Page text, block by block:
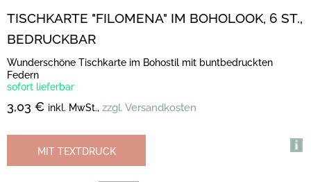
TISCHKARTE "FILOMENA" IM BOHOLOOK, 6 ST.,
BEDRUCKBAR
Wunderschöne Tischkarte im Bohostil mit buntbedruckten
Federn
sofort lieferbar
3,03 € inkl. MwSt., zzgl. Versandkosten
MIT TEXTDRUCK